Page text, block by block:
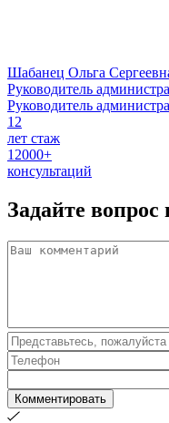
Шабанец Ольга
Руководитель
Руководитель
12
лет стаж
12000+
консультаций
Задайте вопрос
Комментировать